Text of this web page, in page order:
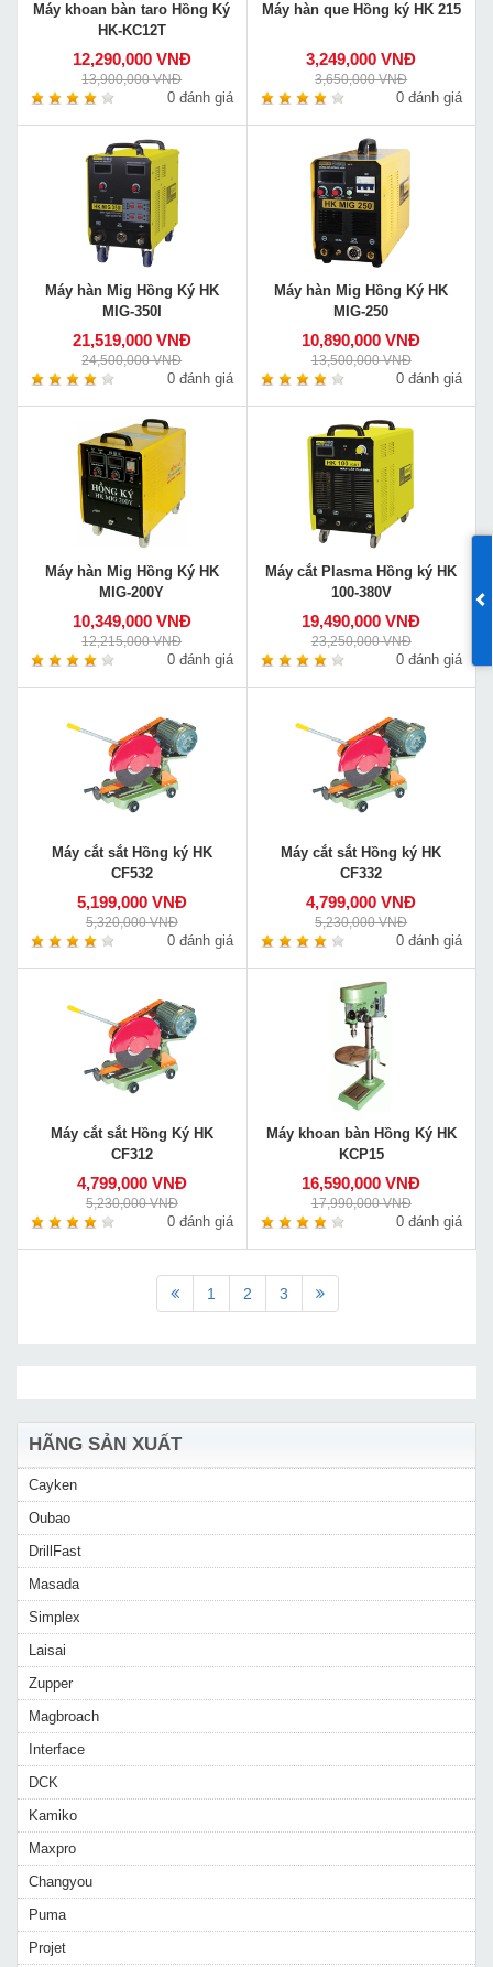
Máy khoan bàn taro Hồng Ký
HK-KC12T
12,290,000 VNĐ
13,900,000 VNĐ
0 đánh giá
Máy hàn que Hồng ký HK 215
3,249,000 VNĐ
3,650,000 VNĐ
0 đánh giá
Máy hàn Mig Hồng Ký HK
MIG-350I
21,519,000 VNĐ
24,500,000 VNĐ
0 đánh giá
Máy hàn Mig Hồng Ký HK
MIG-250
10,890,000 VNĐ
13,500,000 VNĐ
0 đánh giá
Máy hàn Mig Hồng Ký HK
MIG-200Y
10,349,000 VNĐ
12,215,000 VNĐ
0 đánh giá
Máy cắt Plasma Hồng ký HK
100-380V
19,490,000 VNĐ
23,250,000 VNĐ
0 đánh giá
Máy cắt sắt Hồng ký HK
CF532
5,199,000 VNĐ
5,320,000 VNĐ
0 đánh giá
Máy cắt sắt Hồng ký HK
CF332
4,799,000 VNĐ
5,230,000 VNĐ
0 đánh giá
Máy cắt sắt Hồng Ký HK
CF312
4,799,000 VNĐ
5,230,000 VNĐ
0 đánh giá
Máy khoan bàn Hồng Ký HK
KCP15
16,590,000 VNĐ
17,990,000 VNĐ
0 đánh giá
1 2 3
HÃNG SẢN XUẤT
Cayken
Oubao
DrillFast
Masada
Simplex
Laisai
Zupper
Magbroach
Interface
DCK
Kamiko
Maxpro
Changyou
Puma
Projet